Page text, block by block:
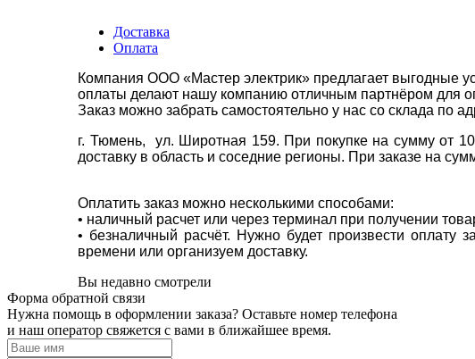
Доставка
Оплата
Компания ООО «Мастер электрик» предлагает выгодные
оплаты делают нашу компанию отличным партнёром для
Заказ можно забрать самостоятельно у нас со склада по
г. Тюмень, ул. Широтная 159. При покупке на сумму от
доставку в область и соседние регионы. При заказе на
Оплатить заказ можно несколькими способами:
• наличный расчет или через терминал при получении
• безналичный расчёт. Нужно будет произвести
времени или организуем доставку.
Вы недавно смотрели
Форма обратной связи
Нужна помощь в оформлении заказа? Оставьте номер телефона
и наш оператор свяжется с вами в ближайшее время.